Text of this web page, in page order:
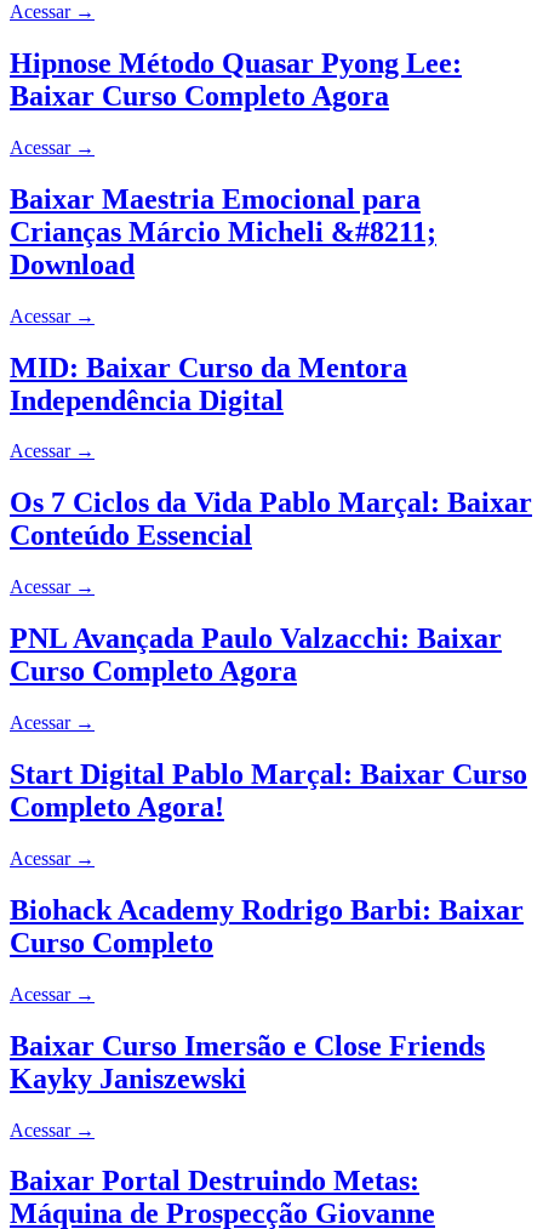
Acessar →
Hipnose Método Quasar Pyong Lee:
Baixar Curso Completo Agora
Acessar →
Baixar Maestria Emocional para
Crianças Márcio Micheli &#8211;
Download
Acessar →
MID: Baixar Curso da Mentora
Independência Digital
Acessar →
Os 7 Ciclos da Vida Pablo Marçal: Baixar
Conteúdo Essencial
Acessar →
PNL Avançada Paulo Valzacchi: Baixar
Curso Completo Agora
Acessar →
Start Digital Pablo Marçal: Baixar Curso
Completo Agora!
Acessar →
Biohack Academy Rodrigo Barbi: Baixar
Curso Completo
Acessar →
Baixar Curso Imersão e Close Friends
Kayky Janiszewski
Acessar →
Baixar Portal Destruindo Metas:
Máquina de Prospecção Giovanne